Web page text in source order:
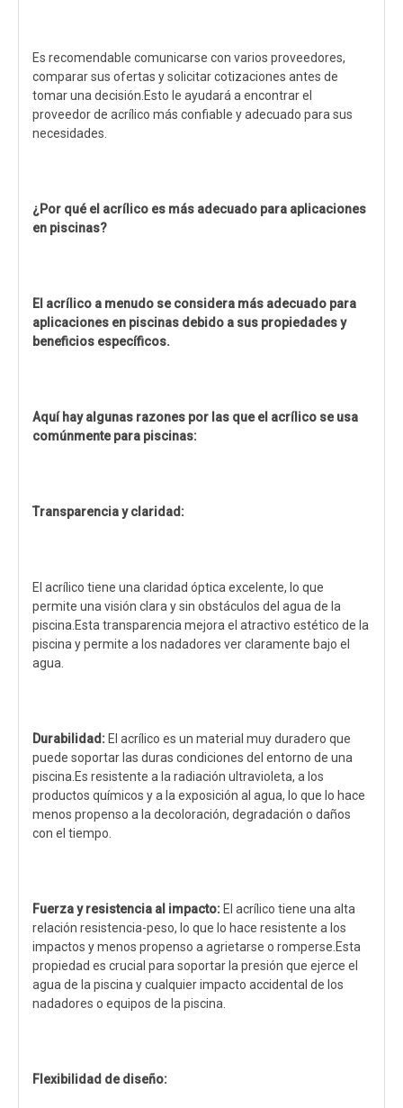
Es recomendable comunicarse con varios proveedores,
comparar sus ofertas y solicitar cotizaciones antes de
tomar una decisión.Esto le ayudará a encontrar el
proveedor de acrílico más confiable y adecuado para sus
necesidades.
¿Por qué el acrílico es más adecuado para aplicaciones
en piscinas?
El acrílico a menudo se considera más adecuado para
aplicaciones en piscinas debido a sus propiedades y
beneficios específicos.
Aquí hay algunas razones por las que el acrílico se usa
comúnmente para piscinas:
Transparencia y claridad:
El acrílico tiene una claridad óptica excelente, lo que
permite una visión clara y sin obstáculos del agua de la
piscina.Esta transparencia mejora el atractivo estético de la
piscina y permite a los nadadores ver claramente bajo el
agua.
Durabilidad: El acrílico es un material muy duradero que
puede soportar las duras condiciones del entorno de una
piscina.Es resistente a la radiación ultravioleta, a los
productos químicos y a la exposición al agua, lo que lo hace
menos propenso a la decoloración, degradación o daños
con el tiempo.
Fuerza y ​​resistencia al impacto: El acrílico tiene una alta
relación resistencia-peso, lo que lo hace resistente a los
impactos y menos propenso a agrietarse o romperse.Esta
propiedad es crucial para soportar la presión que ejerce el
agua de la piscina y cualquier impacto accidental de los
nadadores o equipos de la piscina.
Flexibilidad de diseño: